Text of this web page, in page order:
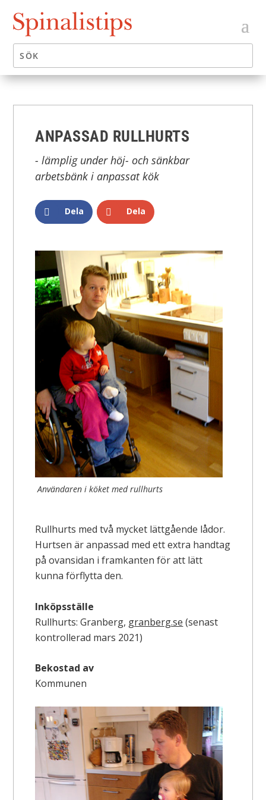
ANPASSAD RULLHURTS
- lämplig under höj- och sänkbar
arbetsbänk i anpassat kök
Dela Dela
Användaren i köket med rullhurts
Rullhurts med två mycket lättgående lådor.
Hurtsen är anpassad med ett extra handtag
på ovansidan i framkanten för att lätt
kunna förflytta den.
Inköpsställe
Rullhurts: Granberg, granberg.se (senast
kontrollerad mars 2021)
Bekostad av
Kommunen